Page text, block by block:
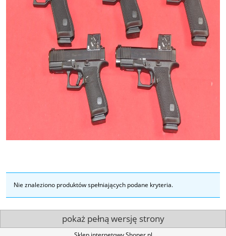
Nie znaleziono produktów spełniających podane kryteria.
pokaż pełną wersję strony